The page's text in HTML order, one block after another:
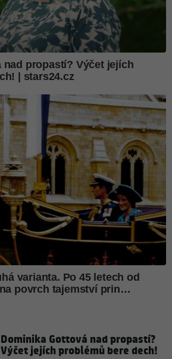
Dominika Gottová nad propastí?
Výčet jejích problémů bere dech!